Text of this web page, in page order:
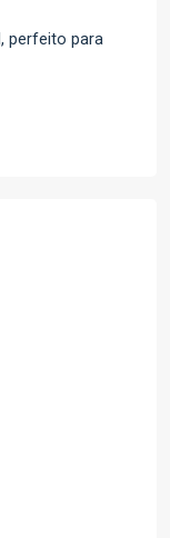
perfeito para